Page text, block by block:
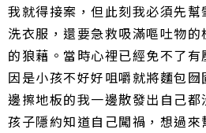
我就得接案，但此刻我必須先幫
洗衣服，還要急救吸滿嘔吐物
的狼藉。當時心裡已經免不了
因是小孩不好好咀嚼就將麵包
邊擦地板的我一邊散發出自己都
孩子隱約知道自己闖禍，想過